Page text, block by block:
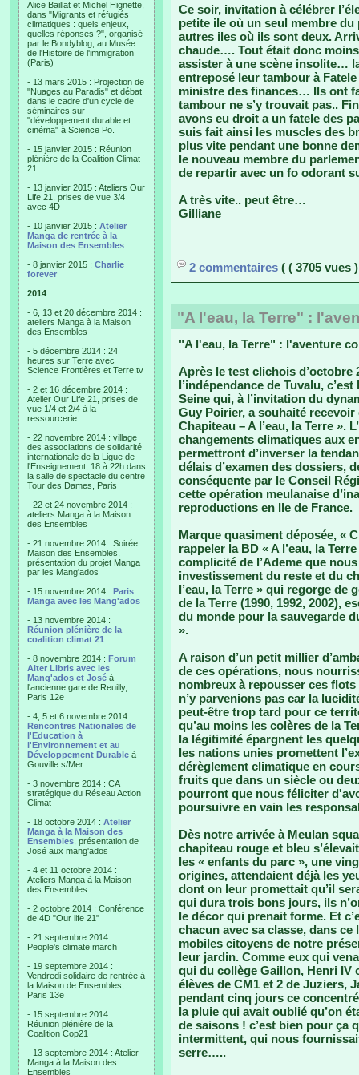
Alice Baillat et Michel Hignette,
dans "Migrants et réfugiés
climatiques : quels enjeux,
quelles réponses ?", organisé
par le Bondyblog, au Musée
de l'Histoire de l'immigration
(Paris)
- 13 mars 2015 : Projection de
"Nuages au Paradis" et débat
dans le cadre d'un cycle de
séminaires sur
"développement durable et
cinéma" à Science Po.
- 15 janvier 2015 : Réunion
plénière de la Coalition Climat
21
- 13 janvier 2015 : Ateliers Our
Life 21, prises de vue 3/4
avec 4D
- 10 janvier 2015 : Atelier
Manga de rentrée à la
Maison des Ensembles
- 8 janvier 2015 : Charlie
forever
2014
- 6, 13 et 20 décembre 2014 :
ateliers Manga à la Maison
des Ensembles
- 5 décembre 2014 : 24
heures sur Terre avec
Science Frontières et Terre.tv
- 2 et 16 décembre 2014 :
Atelier Our Life 21, prises de
vue 1/4 et 2/4 à la
ressourcerie
- 22 novembre 2014 : village
des associations de solidarité
internationale de la Ligue de
l'Enseignement, 18 à 22h dans
la salle de spectacle du centre
Tour des Dames, Paris
- 22 et 24 novembre 2014 :
ateliers Manga à la Maison
des Ensembles
- 21 novembre 2014 : Soirée
Maison des Ensembles,
présentation du projet Manga
par les Mang'ados
- 15 novembre 2014 : Paris
Manga avec les Mang'ados
- 13 novembre 2014 :
Réunion plénière de la
coalition climat 21
- 8 novembre 2014 : Forum
Alter Libris avec les
Mang'ados et José à
l'ancienne gare de Reuilly,
Paris 12e
- 4, 5 et 6 novembre 2014 :
Rencontres Nationales de
l'Education à
l'Environnement et au
Développement Durable à
Gouville s/Mer
- 3 novembre 2014 : CA
stratégique du Réseau Action
Climat
- 18 octobre 2014 : Atelier
Manga à la Maison des
Ensembles , présentation de
José aux mang'ados
- 4 et 11 octobre 2014 :
Ateliers Manga à la Maison
des Ensembles
- 2 octobre 2014 : Conférence
de 4D "Our life 21"
- 21 septembre 2014 :
People's climate march
- 19 septembre 2014 :
Vendredi solidaire de rentrée à
la Maison de Ensembles,
Paris 13e
- 15 septembre 2014 :
Réunion plénière de la
Coalition Cop21
- 13 septembre 2014 : Atelier
Manga à la Maison des
Ensembles
Ce soir, invitation à célébrer
petite ile où un seul membre
autres iles où ils sont deux.
chaude…. Tout était donc
assister à une scène insolite…
entreposé leur tambour à Fatele
ministre des finances… Ils ont
tambour ne s’y trouvait pas..
avons eu droit a un fatele des
suis fait ainsi les muscles des
plus vite pendant une bonne
le nouveau membre du
de repartir avec un fo odorant
A très vite.. peut être…
Gilliane
2 commentaires ( ( 3705 vues
"A l'eau, la Terre" :
"A l'eau, la Terre" : l'aventure
Après le test clichois d’octobre
l’indépendance de Tuvalu,
Seine qui, à l’invitation du
Guy Poirier, a souhaité recevoir
Chapiteau – A l’eau, la Terre ».
changements climatiques aux
permettront d’inverser la
délais d’examen des dossiers,
conséquente par le Conseil
cette opération meulanaise
reproductions en Ile de France.
Marque quasiment déposée, «
rappeler la BD « A l’eau, la
complicité de l’Ademe que
investissement du reste et du
l’eau, la Terre » qui regorge
de la Terre (1990, 1992, 2002),
du monde pour la sauvegarde
».
A raison d’un petit millier
de ces opérations, nous
nombreux à repousser ces
n’y parvenions pas car la
peut-être trop tard pour ce
qu’au moins les colères de la
la légitimité épargnent les
les nations unies promettent
dérèglement climatique en
fruits que dans un siècle ou
pourront que nous féliciter
poursuivre en vain les
Dès notre arrivée à Meulan
chapiteau rouge et bleu
les « enfants du parc », une
origines, attendaient déjà les
dont on leur promettait qu’il
qui dura trois bons jours, ils
le décor qui prenait forme. Et
chacun avec sa classe, dans
mobiles citoyens de notre
leur jardin. Comme eux qui
qui du collège Gaillon, Henri IV
élèves de CM1 et 2 de Juziers,
pendant cinq jours ce
la pluie qui avait oublié qu’on
de saisons ! c’est bien pour ça
intermittent, qui nous
serre…..